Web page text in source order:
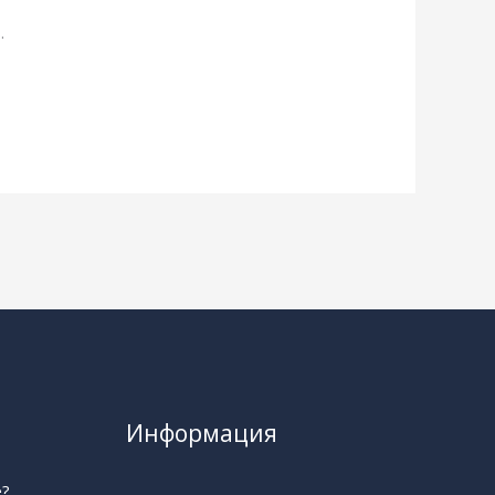
Информация